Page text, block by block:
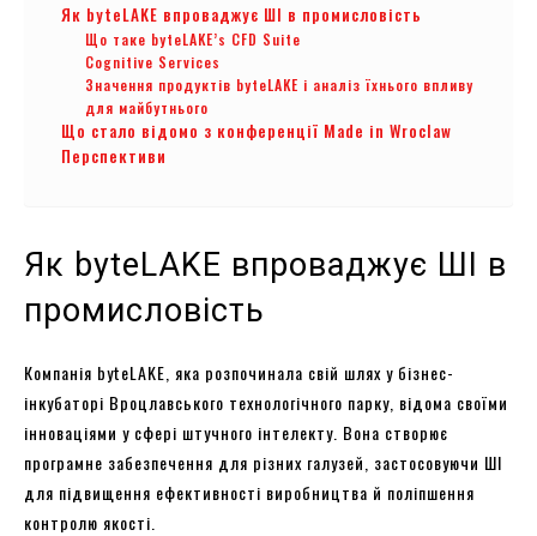
Як byteLAKE впроваджує ШІ в промисловість
Що таке byteLAKE’s CFD Suite
Cognitive Services
Значення продуктів byteLAKE і аналіз їхнього впливу
для майбутнього
Що стало відомо з конференції Made in Wroclaw
Перспективи
Як byteLAKE впроваджує ШІ в
промисловість
Компанія byteLAKE, яка розпочинала свій шлях у бізнес-
інкубаторі Вроцлавського технологічного парку, відома своїми
інноваціями у сфері штучного інтелекту. Вона створює
програмне забезпечення для різних галузей, застосовуючи ШІ
для підвищення ефективності виробництва й поліпшення
контролю якості.